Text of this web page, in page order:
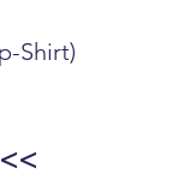
Shirt)